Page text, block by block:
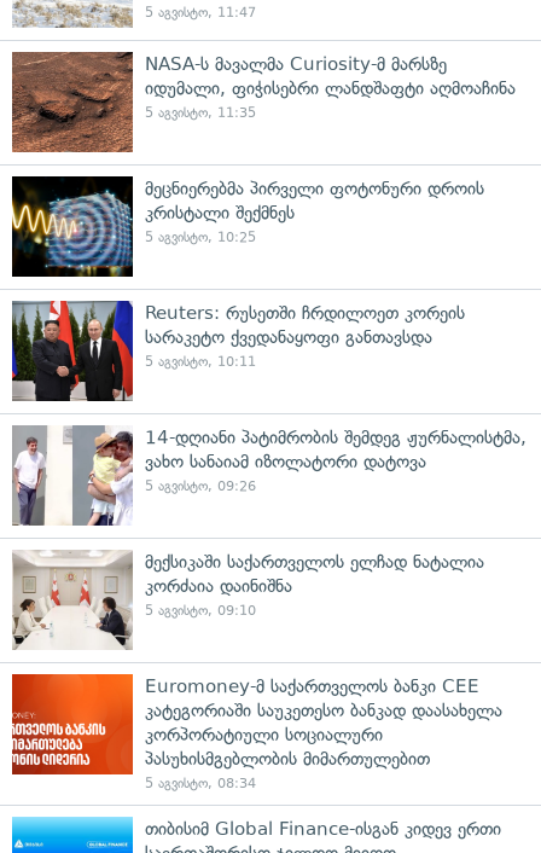
5 აგვისტო, 11:47
NASA-ს მავალმა Curiosity-მ მარსზე
იდუმალი, ფიჭისებრი ლანდშაფტი აღმოაჩინა
5 აგვისტო, 11:35
მეცნიერებმა პირველი ფოტონური დროის
კრისტალი შექმნეს
5 აგვისტო, 10:25
Reuters: რუსეთში ჩრდილოეთ კორეის
სარაკეტო ქვედანაყოფი განთავსდა
5 აგვისტო, 10:11
14-დღიანი პატიმრობის შემდეგ ჟურნალისტმა,
ვახო სანაიამ იზოლატორი დატოვა
5 აგვისტო, 09:26
მექსიკაში საქართველოს ელჩად ნატალია
კორძაია დაინიშნა
5 აგვისტო, 09:10
Euromoney-მ საქართველოს ბანკი CEE
კატეგორიაში საუკეთესო ბანკად დაასახელა
კორპორატიული სოციალური
პასუხისმგებლობის მიმართულებით
5 აგვისტო, 08:34
თიბისიმ Global Finance-ისგან კიდევ ერთი